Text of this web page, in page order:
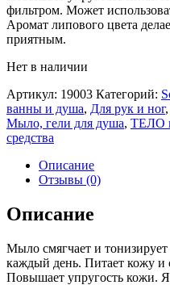
фильтром. Может
Аромат липового цвета
приятным.
Нет в наличии
Артикул: 19003 Категорий:
ванны и душа, Для рук и ног,
Мыло, гели для душа, ТЕЛО
средства
Описание
Отзывы (0)
Описание
Мыло смягчает и тонизирует
каждый день. Питает кожу и
Повышает упругость кожи.